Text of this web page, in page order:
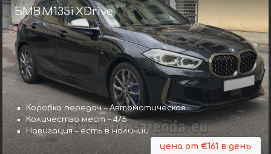
БМВ M135i XDrive
Коробка передач – Автоматическая
Количество мест – 4/5
Навигация – есть в наличии
цена от €161 в день